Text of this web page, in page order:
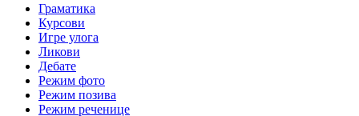
Граматика
Курсови
Игре улога
Ликови
Дебате
Режим фото
Режим позива
Режим реченице